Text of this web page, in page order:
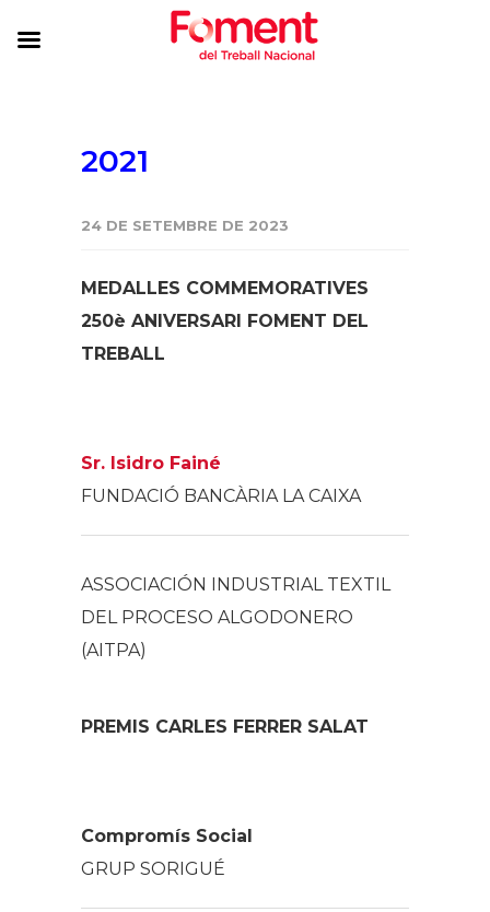
2021
24 DE SETEMBRE DE 2023
MEDALLES COMMEMORATIVES
250è ANIVERSARI FOMENT DEL
TREBALL
Sr. Isidro Fainé
FUNDACIÓ BANCÀRIA LA CAIXA
ASSOCIACIÓN INDUSTRIAL TEXTIL
DEL PROCESO ALGODONERO
(AITPA)
PREMIS CARLES FERRER SALAT
Compromís Social
GRUP SORIGUÉ